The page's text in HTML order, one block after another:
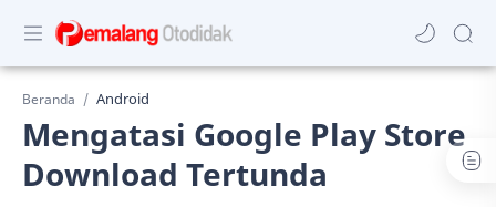
Beranda Android
Mengatasi Google Play Store
Download Tertunda